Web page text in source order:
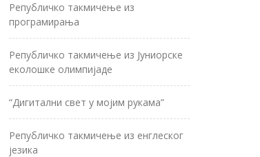
Републичко такмичење из
програмирања
Републичко такмичење из Јуниорске
еколошке олимпијаде
“Дигитални свет у мојим рукама”
Републичко такмичење из енглеског
језика